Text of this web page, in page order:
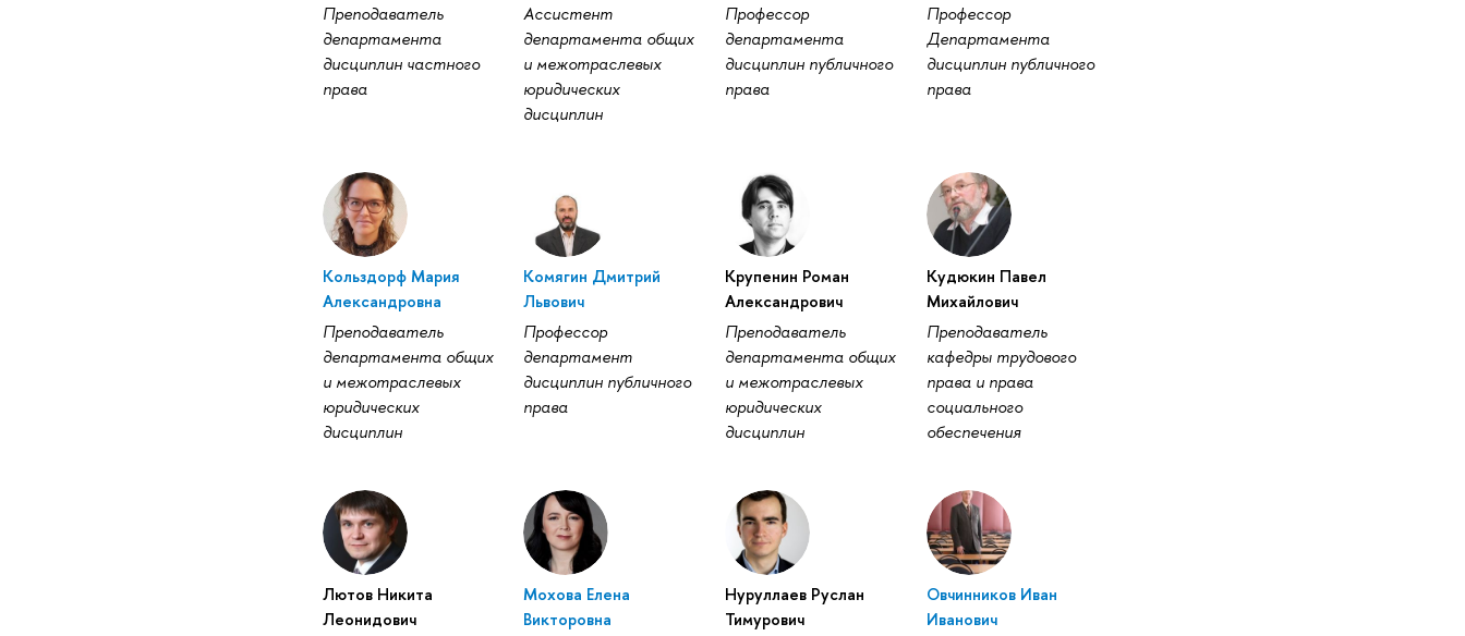
Преподаватель
департамента
дисциплин частного
права
Ассистент
департамента общих
и межотраслевых
юридических
дисциплин
Профессор
департамента
дисциплин публичного
права
Профессор
Департамента
дисциплин публичного
права
Кольздорф Мария
Александровна
Преподаватель
департамента общих
и межотраслевых
юридических
дисциплин
Комягин Дмитрий
Львович
Профессор
департамент
дисциплин публичного
права
Крупенин Роман
Александрович
Преподаватель
департамента общих
и межотраслевых
юридических
дисциплин
Кудюкин Павел
Михайлович
Преподаватель
кафедры трудового
права и права
социального
обеспечения
Лютов Никита
Леонидович
Мохова Елена
Викторовна
Нуруллаев Руслан
Тимурович
Овчинников Иван
Иванович